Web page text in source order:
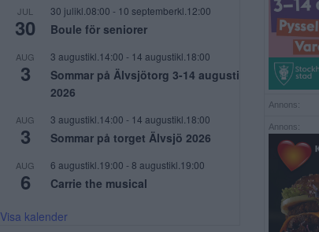
JUL
30
30 julikl.08:00 - 10 septemberkl.12:00
Boule för seniorer
AUG
3
3 augustikl.14:00 - 14 augustikl.18:00
Sommar på Älvsjötorg 3-14 augusti
2026
AUG
3
3 augustikl.14:00 - 14 augustikl.18:00
Sommar på torget Älvsjö 2026
AUG
6
6 augustikl.19:00 - 8 augustikl.19:00
Carrie the musical
Visa kalender
Annons:
Annons: